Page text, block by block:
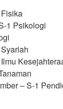
1 Psikologi
– S-1